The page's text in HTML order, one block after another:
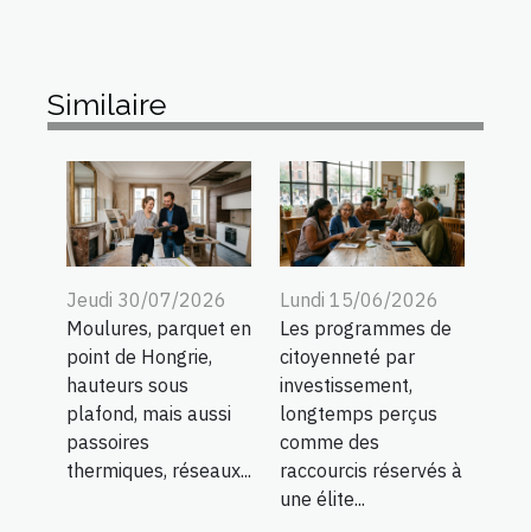
Similaire
Jeudi 30/07/2026
Moulures, parquet en
point de Hongrie,
hauteurs sous
plafond, mais aussi
passoires
thermiques, réseaux...
Lundi 15/06/2026
Les programmes de
citoyenneté par
investissement,
longtemps perçus
comme des
raccourcis réservés à
une élite...